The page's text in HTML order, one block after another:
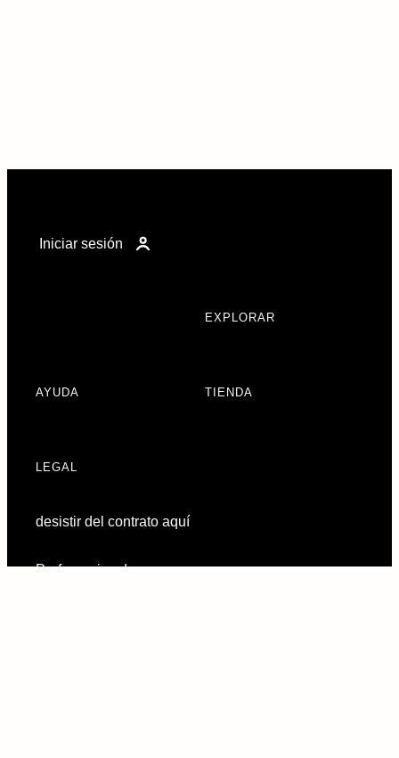
Iniciar sesión
EXPLORAR
AYUDA TIENDA
LEGAL
desistir del contrato aquí
Preferencias de